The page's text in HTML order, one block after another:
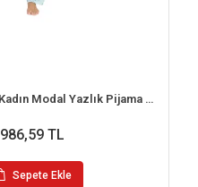
Over Sleep 3316 Kadın Modal Yazlık Pijama Takım (M-L-XL-2XL)
986,59 TL
Sepete Ekle